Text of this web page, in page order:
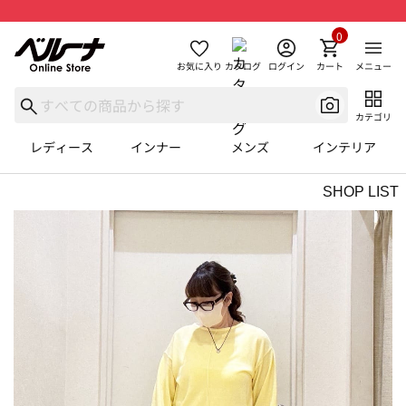
お気に入り カタログ ログイン カート
0
メニュー
カテゴリ
レディース インナー メンズ インテリア
SHOP LIST